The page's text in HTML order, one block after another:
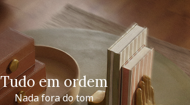
Tudo em ordem
Nada fora do tom